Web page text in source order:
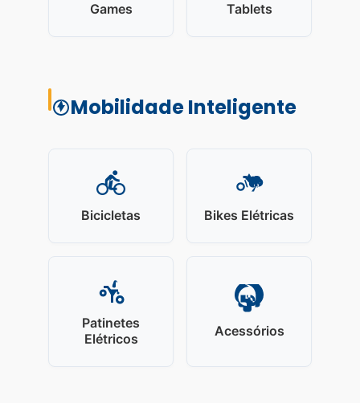
Games Tablets
Mobilidade Inteligente
Bicicletas Bikes Elétricas
Patinetes
Elétricos
Acessórios